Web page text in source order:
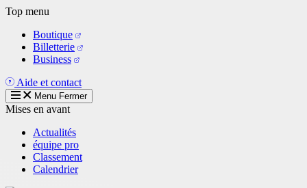
Aller
contenu
principal
Top menu
Boutique
Billetterie
Business
Aide et contact
Menu Fermer
Mises en avant
Actualités
équipe pro
Classement
Calendrier